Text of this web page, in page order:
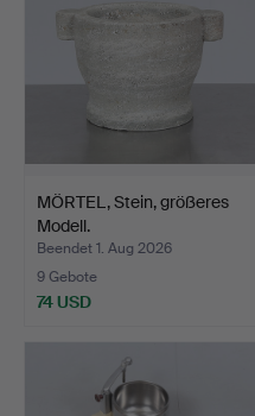
MÖRTEL, Stein, größeres
Modell.
Beendet 1. Aug 2026
9 Gebote
74 USD